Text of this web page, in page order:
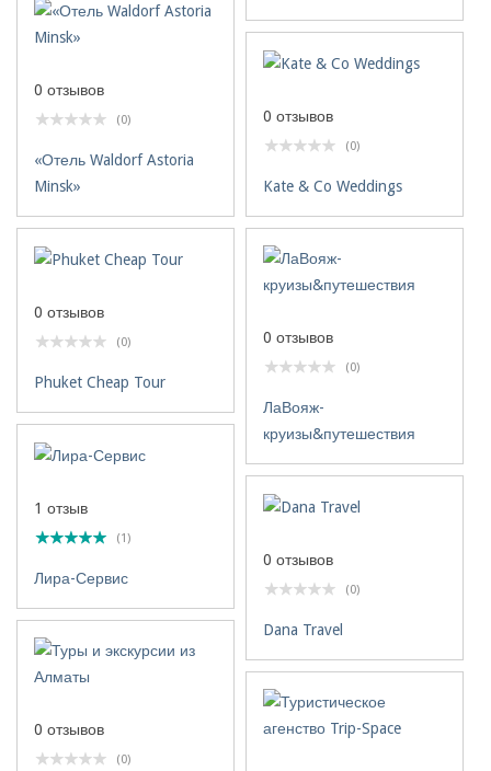
0 отзывов
(0)
«Отель Waldorf Astoria
Minsk»
0 отзывов
(0)
Kate & Co Weddings
0 отзывов
(0)
Phuket Cheap Tour
0 отзывов
(0)
ЛаВояж-
круизы&путешествия
1 отзыв
(1)
Лира-Сервис
0 отзывов
(0)
Dana Travel
0 отзывов
(0)